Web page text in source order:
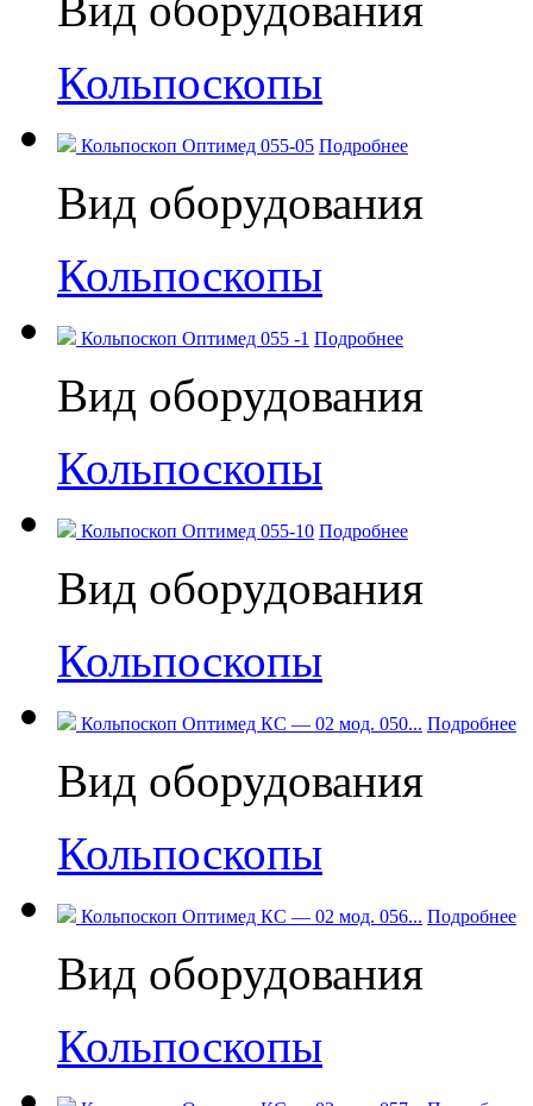
Кольпоскопы
Кольпоскоп Оптимед 055-05 Подробнее
Вид оборудования
Кольпоскопы
Кольпоскоп Оптимед 055 -1 Подробнее
Вид оборудования
Кольпоскопы
Кольпоскоп Оптимед 055-10 Подробнее
Вид оборудования
Кольпоскопы
Кольпоскоп Оптимед КС — 02 мод. 050... Подробнее
Вид оборудования
Кольпоскопы
Кольпоскоп Оптимед КС — 02 мод. 056... Подробнее
Вид оборудования
Кольпоскопы